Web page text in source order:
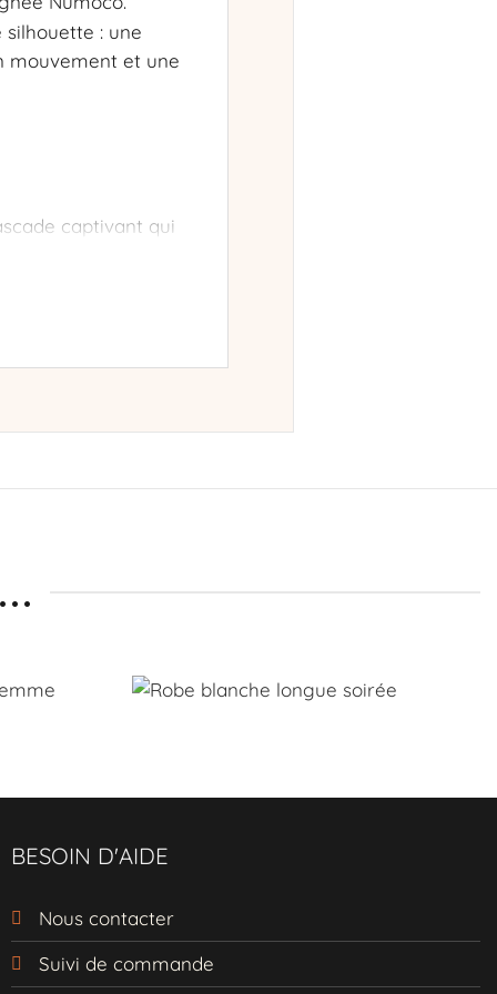
: une
mouvement et une
captivant qui
placés
intégrée
une élégance
pas
normes éthiques
nude et des bijoux
BESOIN D'AIDE
Nous contacter
Suivi de commande